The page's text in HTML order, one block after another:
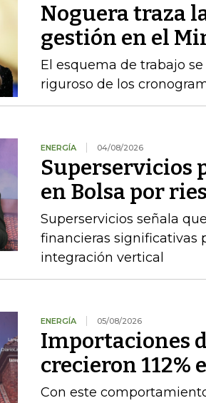
Noguera traza
gestión en el
El esquema de trabajo
riguroso de los
ENERGÍA 04/08/2026
Superservicios
en Bolsa por
Superservicios señala
financieras significativas
integración vertical
ENERGÍA 05/08/2026
Importaciones
crecieron 112%
Con este